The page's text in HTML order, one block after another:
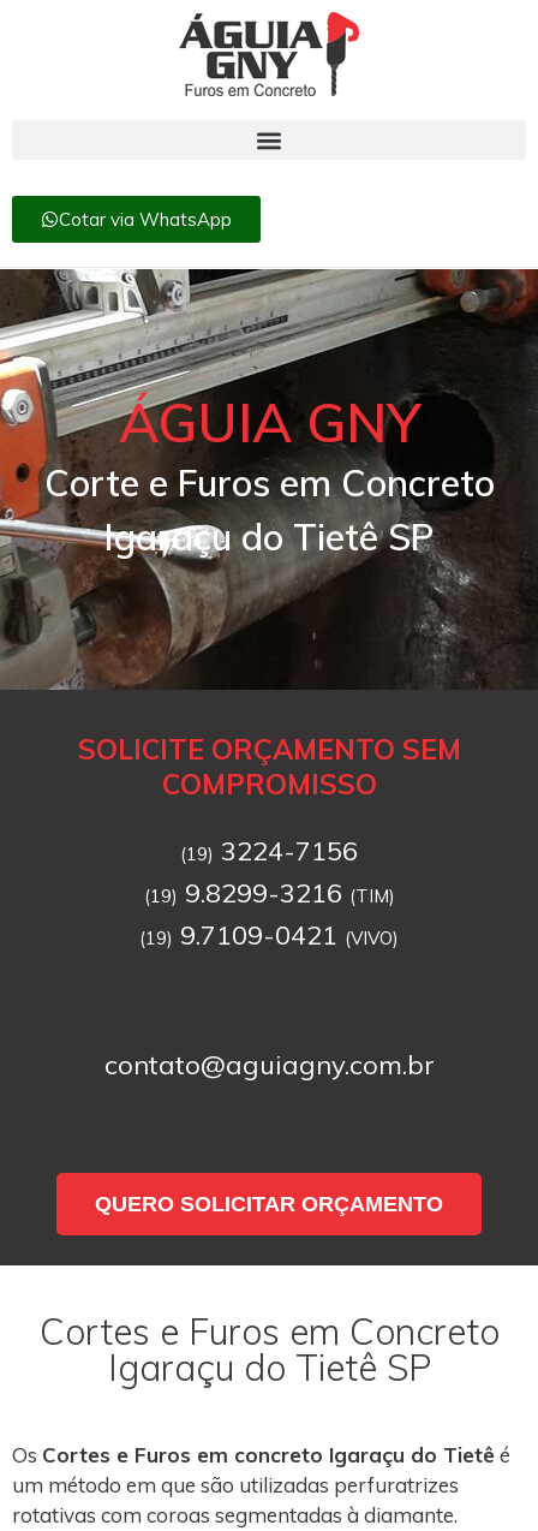
Cotar via WhatsApp
ÁGUIA GNY
Corte e Furos em Concreto
Igaraçu do Tietê SP
SOLICITE ORÇAMENTO SEM
COMPROMISSO
(19) 3224-7156
(19) 9.8299-3216 (TIM)
(19) 9.7109-0421 (VIVO)
contato@aguiagny.com.br
QUERO SOLICITAR ORÇAMENTO
Cortes e Furos em Concreto
Igaraçu do Tietê SP
Os Cortes e Furos em concreto Igaraçu do Tietê é
um método em que são utilizadas perfuratrizes
rotativas com coroas segmentadas à diamante.